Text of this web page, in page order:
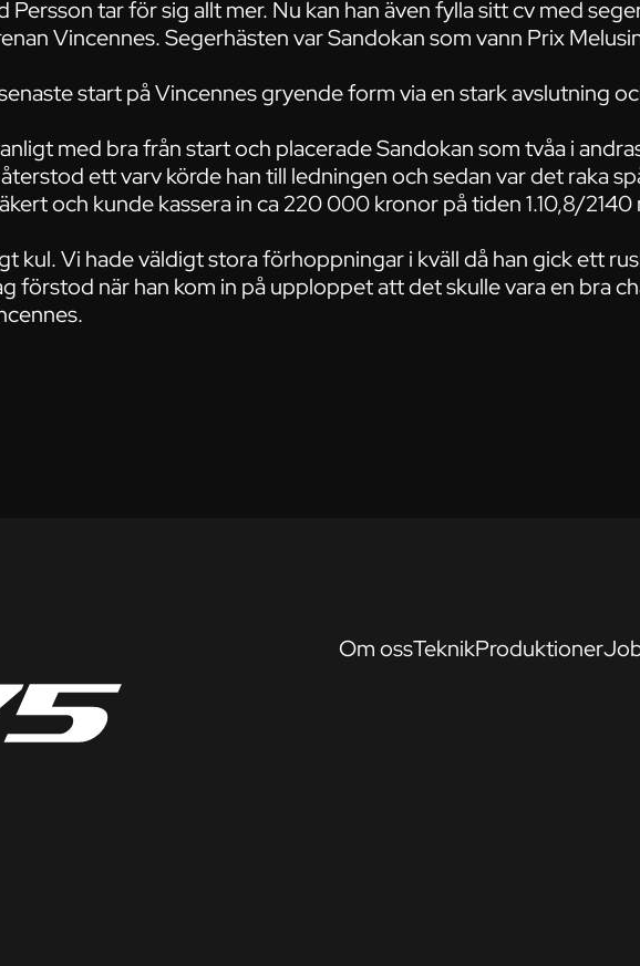
Persson tar för sig allt mer. Nu kan han även fylla sitt cv med
Vincennes. Segerhästen var Sandokan som vann Prix
start på Vincennes gryende form via en stark avslutning
med bra från start och placerade Sandokan som tvåa i
ett varv körde han till ledningen och sedan var det raka
och kunde kassera in ca 220 000 kronor på tiden 1.10,8/
kul. Vi hade väldigt stora förhoppningar i kväll då han gick ett
förstod när han kom in på upploppet att det skulle vara en bra
Om ossTeknikProduktioner